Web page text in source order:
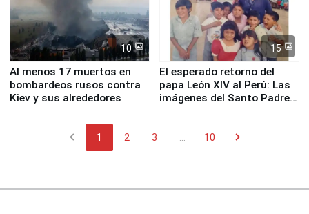
10
Al menos 17 muertos en
bombardeos rusos contra
Kiev y sus alrededores
15
El esperado retorno del
papa León XIV al Perú: Las
imágenes del Santo Padre
chevron_left 1 2 3 10 chevron_right